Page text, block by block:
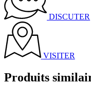
DISCUTER
VISITER
Produits